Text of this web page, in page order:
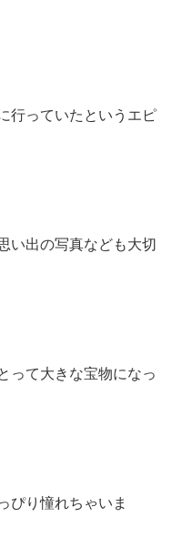
行っていたというエピ
い出の写真なども大切
って大きな宝物になっ
ぴり憧れちゃいま